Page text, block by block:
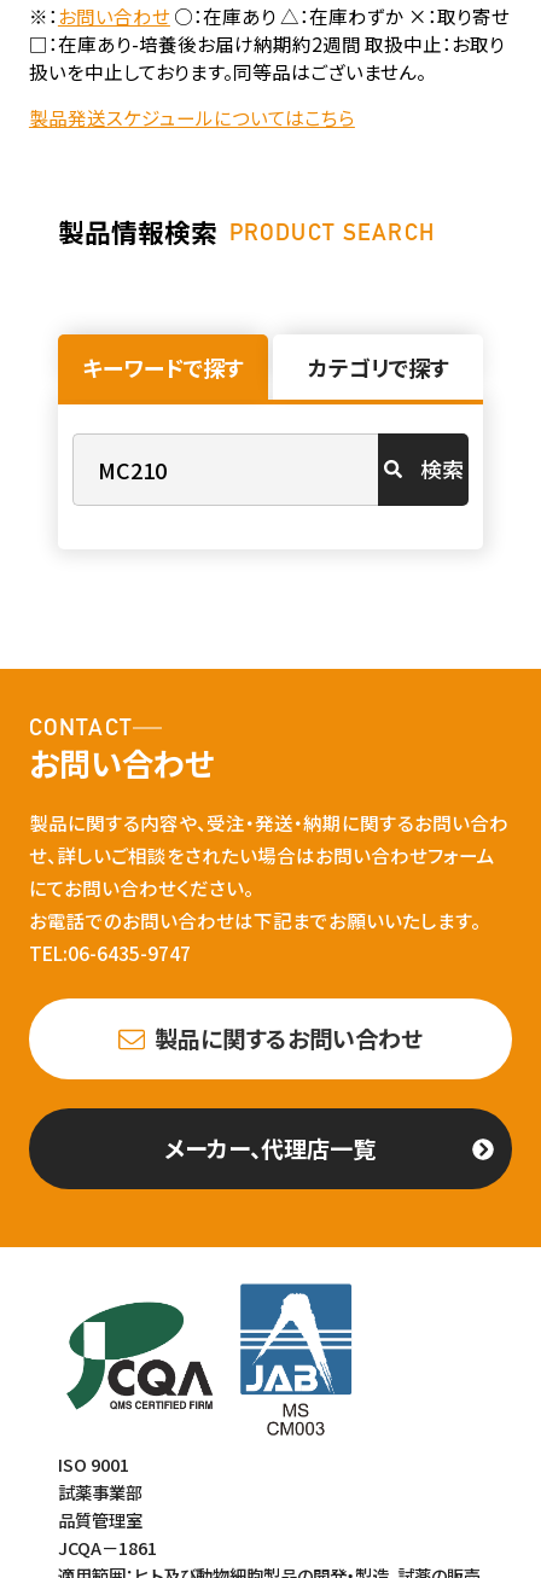
※：お問い合わせ○：在庫あり △：在庫わずか ×：取り寄せ
□：在庫あり-培養後お届け納期約2週間 取扱中止：お取り
扱いを中止しております。同等品はございません。
製品発送スケジュールについてはこちら
製品情報検索 PRODUCT SEARCH
キーワードで探す カテゴリで探す
検索
CONTACT
お問い合わせ
製品に関する内容や、受注・発送・納期に関するお問い合わ
せ、詳しいご相談をされたい場合はお問い合わせフォーム
にてお問い合わせください。
お電話でのお問い合わせは下記までお願いいたします。
TEL:06-6435-9747
製品に関するお問い合わせ
メーカー、代理店一覧
ISO 9001
試薬事業部
品質管理室
JCQA－1861